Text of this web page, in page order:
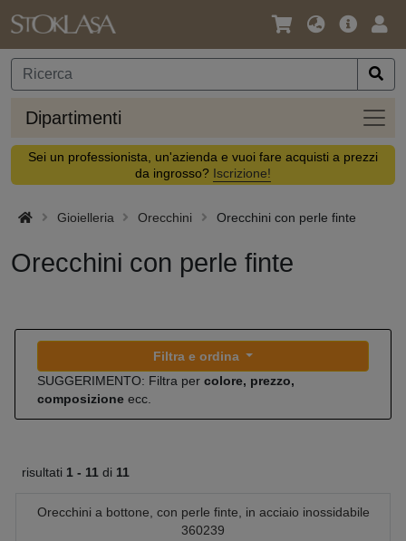
Lingua
Valuta
Offerta
Dipartimenti
Sei un professionista, un'azienda e vuoi fare acquisti a prezzi
da ingrosso? Iscrizione!
Gioielleria Orecchini Orecchini con perle finte
Orecchini con perle finte
Filtra e ordina
SUGGERIMENTO: Filtra per colore, prezzo,
composizione ecc.
risultati 1 - 11 di 11
Orecchini a bottone, con perle finte, in acciaio inossidabile
360239